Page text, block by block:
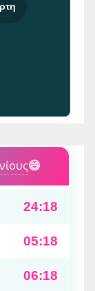
😄
24:18
05:18
06:18